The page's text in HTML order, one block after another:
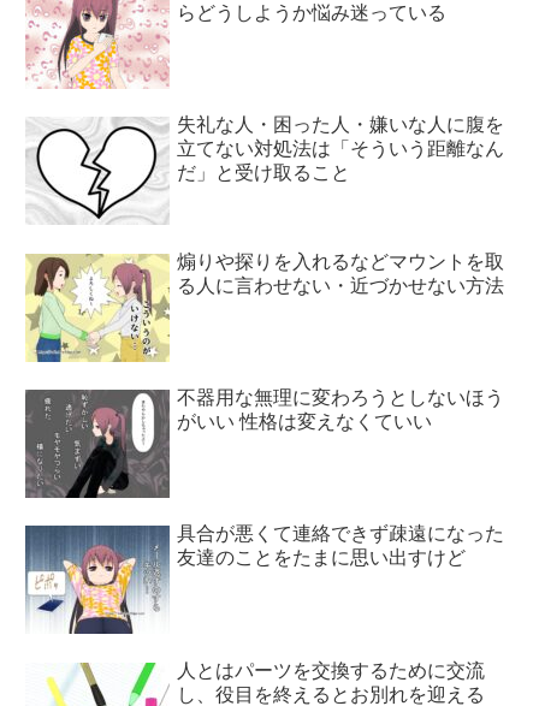
らどうしようか悩み迷っている
失礼な人・困った人・嫌いな人に腹を
立てない対処法は「そういう距離なん
だ」と受け取ること
煽りや探りを入れるなどマウントを取
る人に言わせない・近づかせない方法
不器用な無理に変わろうとしないほう
がいい 性格は変えなくていい
具合が悪くて連絡できず疎遠になった
友達のことをたまに思い出すけど
人とはパーツを交換するために交流
し、役目を終えるとお別れを迎える